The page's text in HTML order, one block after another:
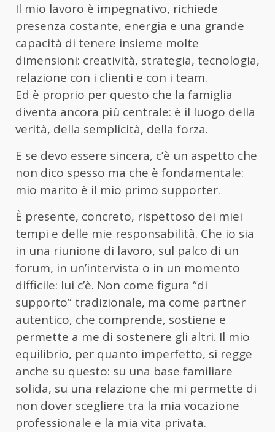
Il mio lavoro è impegnativo, richiede
presenza costante, energia e una grande
capacità di tenere insieme molte
dimensioni: creatività, strategia, tecnologia,
relazione con i clienti e con i team.
Ed è proprio per questo che la famiglia
diventa ancora più centrale: è il luogo della
verità, della semplicità, della forza.
E se devo essere sincera, c’è un aspetto che
non dico spesso ma che è fondamentale:
mio marito è il mio primo supporter.
È presente, concreto, rispettoso dei miei
tempi e delle mie responsabilità. Che io sia
in una riunione di lavoro, sul palco di un
forum, in un’intervista o in un momento
difficile: lui c’è. Non come figura “di
supporto” tradizionale, ma come partner
autentico, che comprende, sostiene e
permette a me di sostenere gli altri. Il mio
equilibrio, per quanto imperfetto, si regge
anche su questo: su una base familiare
solida, su una relazione che mi permette di
non dover scegliere tra la mia vocazione
professionale e la mia vita privata.